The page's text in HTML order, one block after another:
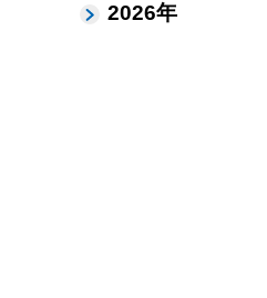
2026年